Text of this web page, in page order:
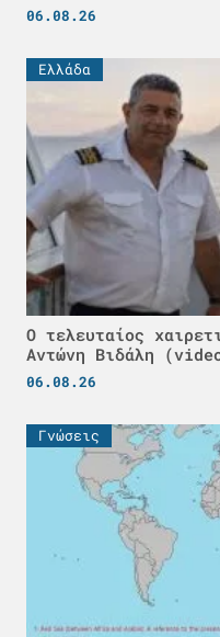
06.08.26
Ελλάδα
Ο τελευταίος
Αντώνη Βιδάλη
06.08.26
Γνώσεις